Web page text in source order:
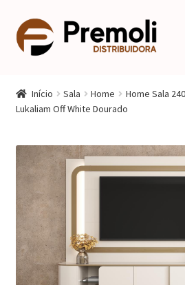
Pular
para
navegação
Pular
para
Quarto
Sala
Móveis Infantis
Fogão
Multiuso
Início Sala Home
Home Sala
Lukaliam Off White Dourado